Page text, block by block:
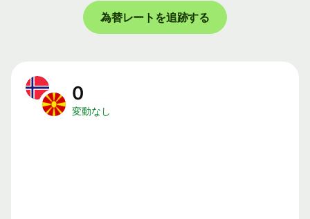
為替レートを追跡する
0
変動なし